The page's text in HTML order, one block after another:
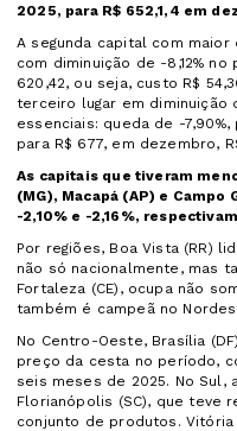
2025, para R$ 652,1,4 em
A segunda capital com maior
com diminuição de -8,12%
620,42, ou seja, custo R$
terceiro lugar em
essenciais: queda de -
para R$ 677, em dezembro,
As capitais que tiveram
(MG), Macapá (AP) e Campo
-2,10% e -2,16%,
Por regiões, Boa Vista (RR)
não só nacionalmente, mas
Fortaleza (CE), ocupa não
também é campeã no
No Centro-Oeste, Brasília
preço da cesta no período,
seis meses de 2025. No Sul,
Florianópolis (SC), que teve
conjunto de produtos.